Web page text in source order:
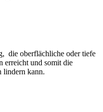
die oberflächliche oder tiefe
erreicht und somit die
lindern kann.